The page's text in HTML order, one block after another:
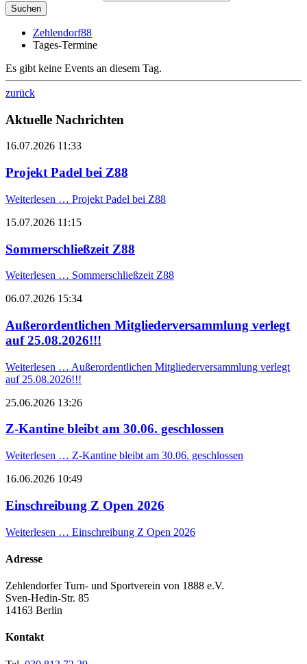
Suchen
Zehlendorf88
Tages-Termine
Es gibt keine Events an diesem Tag.
zurück
Aktuelle Nachrichten
16.07.2026 11:33
Projekt Padel bei Z88
Weiterlesen … Projekt Padel bei Z88
15.07.2026 11:15
Sommerschließzeit Z88
Weiterlesen … Sommerschließzeit Z88
06.07.2026 15:34
Außerordentlichen Mitgliederversammlung verlegt
auf 25.08.2026!!!
Weiterlesen … Außerordentlichen Mitgliederversammlung verlegt
auf 25.08.2026!!!
25.06.2026 13:26
Z-Kantine bleibt am 30.06. geschlossen
Weiterlesen … Z-Kantine bleibt am 30.06. geschlossen
16.06.2026 10:49
Einschreibung Z Open 2026
Weiterlesen … Einschreibung Z Open 2026
Adresse
Zehlendorfer Turn- und Sportverein von 1888 e.V.
Sven-Hedin-Str. 85
14163 Berlin
Kontakt